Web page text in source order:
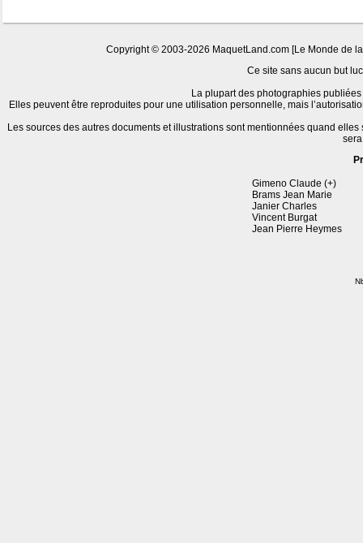
Copyright © 2003-2026 MaquetLand.com [Le Monde de
Ce site sans aucun but
La plupart des photographies
Elles peuvent être reproduites pour une utilisation personnelle, mais
Les sources des autres documents et illustrations sont mentionnées quand
Gimeno Claude (+)
Brams Jean Marie
Janier Charles
Vincent Burgat
Jean Pierre Heymes